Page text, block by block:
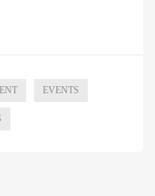
EVENTS